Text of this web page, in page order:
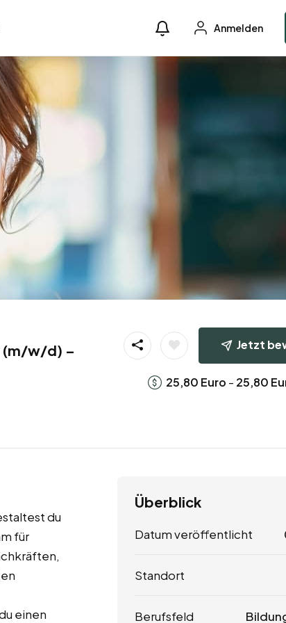
Anmelden
(m/w/d) –
Jetzt
25,80 Euro - 25,80
du
für
einen
Überblick
Datum veröffentlicht
Standort
Berufsfeld